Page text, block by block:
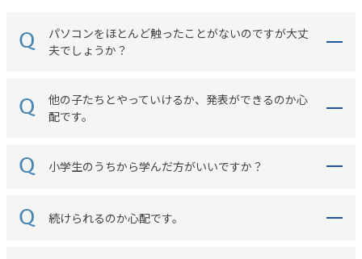
パソコンをほとんど触ったことがないのですが大丈
夫でしょうか？
他の子たちとやっていけるか、発表ができるのか心
配です。
小学生のうちから学んだ方がいいですか？
続けられるのか心配です。